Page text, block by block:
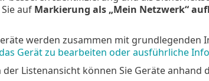
auf Markierung als „Mein Netzwerk“
werden zusammen mit grundlegenden
Gerät zu bearbeiten oder ausführliche
Listenansicht können Sie Geräte